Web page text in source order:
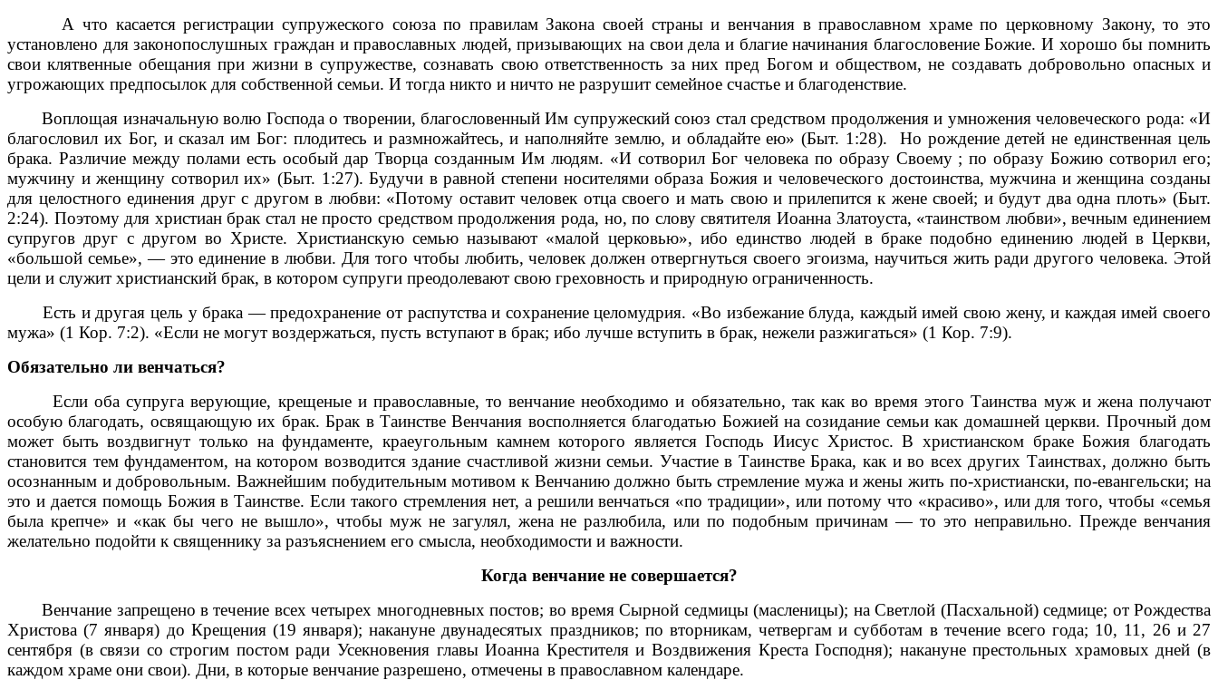
А что касается регистрации супружеского союза по правилам Закона своей страны и венчания в православном храме по церковному Закону, то это
установлено для законопослушных граждан и православных людей, призывающих на свои дела и благие начинания благословение Божие. И хорошо бы помнить
свои клятвенные обещания при жизни в супружестве, сознавать свою ответственность за них пред Богом и обществом, не создавать добровольно опасных и
угрожающих предпосылок для собственной семьи. И тогда никто и ничто не разрушит семейное счастье и благоденствие.
Воплощая изначальную волю Господа о творении, благословенный Им супружеский союз стал средством продолжения и умножения человеческого рода: «И
благословил их Бог, и сказал им Бог: плодитесь и размножайтесь, и наполняйте землю, и обладайте ею» (Быт. 1:28). Но рождение детей не единственная цель
брака. Различие между полами есть особый дар Творца созданным Им людям. «И сотворил Бог человека по образу Своему ; по образу Божию сотворил его;
мужчину и женщину сотворил их» (Быт. 1:27). Будучи в равной степени носителями образа Божия и человеческого достоинства, мужчина и женщина созданы
для целостного единения друг с другом в любви: «Потому оставит человек отца своего и мать свою и прилепится к жене своей; и будут два одна плоть» (Быт.
2:24). Поэтому для христиан брак стал не просто средством продолжения рода, но, по слову святителя Иоанна Златоуста, «таинством любви», вечным единением
супругов друг с другом во Христе. Христианскую семью называют «малой церковью», ибо единство людей в браке подобно единению людей в Церкви,
«большой семье», — это единение в любви. Для того чтобы любить, человек должен отвергнуться своего эгоизма, научиться жить ради другого человека. Этой
цели и служит христианский брак, в котором супруги преодолевают свою греховность и природную ограниченность.
Есть и другая цель у брака — предохранение от распутства и сохранение целомудрия. «Во избежание блуда, каждый имей свою жену, и каждая имей своего
мужа» (1 Кор. 7:2). «Если не могут воздержаться, пусть вступают в брак; ибо лучше вступить в брак, нежели разжигаться» (1 Кор. 7:9).
Обязательно ли венчаться?
Если оба супруга верующие, крещеные и православные, то венчание необходимо и обязательно, так как во время этого Таинства муж и жена получают
особую благодать, освящающую их брак. Брак в Таинстве Венчания восполняется благодатью Божией на созидание семьи как домашней церкви. Прочный дом
может быть воздвигнут только на фундаменте, краеугольным камнем которого является Господь Иисус Христос. В христианском браке Божия благодать
становится тем фундаментом, на котором возводится здание счастливой жизни семьи. Участие в Таинстве Брака, как и во всех других Таинствах, должно быть
осознанным и добровольным. Важнейшим побудительным мотивом к Венчанию должно быть стремление мужа и жены жить по-христиански, по-евангельски; на
это и дается помощь Божия в Таинстве. Если такого стремления нет, а решили венчаться «по традиции», или потому что «красиво», или для того, чтобы «семья
была крепче» и «как бы чего не вышло», чтобы муж не загулял, жена не разлюбила, или по подобным причинам — то это неправильно. Прежде венчания
желательно подойти к священнику за разъяснением его смысла, необходимости и важности.
Когда венчание не совершается?
Венчание запрещено в течение всех четырех многодневных постов; во время Сырной седмицы (масленицы); на Светлой (Пасхальной) седмице; от Рождества
Христова (7 января) до Крещения (19 января); накануне двунадесятых праздников; по вторникам, четвергам и субботам в течение всего года; 10, 11, 26 и 27
сентября (в связи со строгим постом ради Усекновения главы Иоанна Крестителя и Воздвижения Креста Господня); накануне престольных храмовых дней (в
каждом храме они свои). Дни, в которые венчание разрешено, отмечены в православном календаре.